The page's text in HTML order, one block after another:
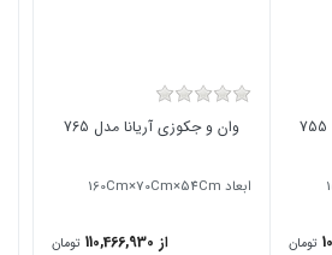
تومان
وان و جکوزی آریانا مدل 765
ابعاد 160Cm×70Cm×54Cm
از 110,466,930 تومان